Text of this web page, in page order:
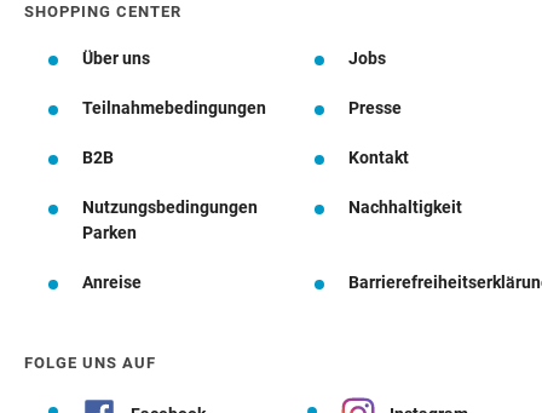
SHOPPING CENTER
Über uns Jobs
Teilnahmebedingungen Presse
B2B Kontakt
Nutzungsbedingungen
Parken
Nachhaltigkeit
Anreise
FOLGE UNS AUF